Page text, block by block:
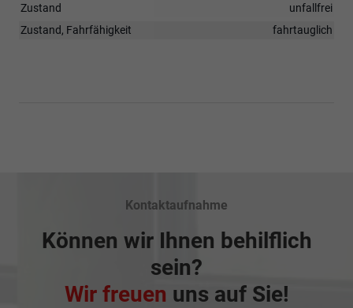
Zustand
unfallfrei
Zustand, Fahrfähigkeit
fahrtauglich
Kontaktaufnahme
Können wir Ihnen behilflich
sein?
Wir freuen uns auf Sie!